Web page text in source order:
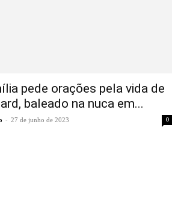
pede orações pela vida de
baleado na nuca em...
- 27 de junho de 2023 0